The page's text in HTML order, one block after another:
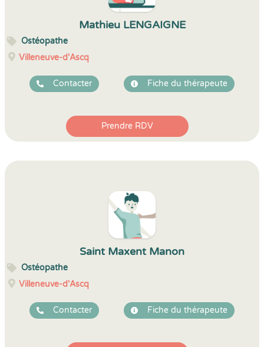
Mathieu LENGAIGNE
Ostéopathe
Villeneuve-d'Ascq
Contacter Fiche du thérapeute
Prendre RDV
Saint Maxent Manon
Ostéopathe
Villeneuve-d'Ascq
Contacter Fiche du thérapeute